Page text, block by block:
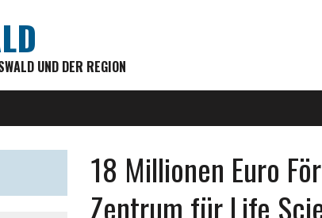
UND DER REGION
18 Millionen Euro
Zentrum für Life